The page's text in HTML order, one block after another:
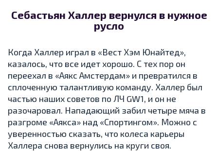
Себастьян Халлер вернулся в нужное
русло
Когда Халлер играл в «Вест Хэм Юнайтед»,
казалось, что все идет хорошо. С тех пор он
переехал в «Аякс Амстердам» и превратился в
сплоченную талантливую команду. Халлер был
частью наших советов по ЛЧ GW1, и он не
разочаровал. Нападающий забил четыре мяча в
разгроме «Аякса» над «Спортингом». Можно с
уверенностью сказать, что колеса карьеры
Халлера снова вернулись на круги своя.